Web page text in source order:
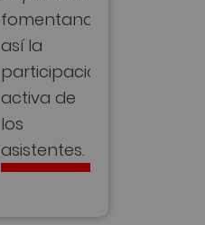
fomentando
así la
participación
activa de
los
asistentes.